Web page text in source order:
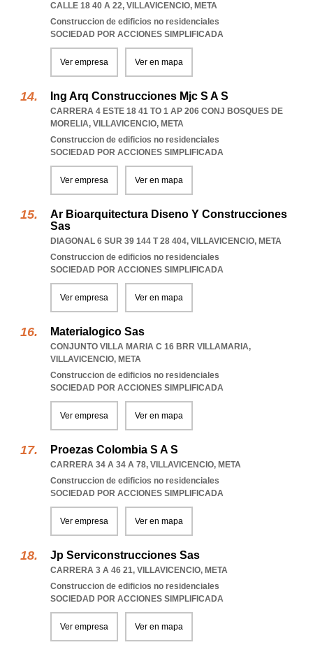
CALLE 18 40 A 22, VILLAVICENCIO, META
Construccion de edificios no residenciales
SOCIEDAD POR ACCIONES SIMPLIFICADA
Ver empresa Ver en mapa
Ing Arq Construcciones Mjc S A S
CARRERA 4 ESTE 18 41 TO 1 AP 206 CONJ BOSQUES DE
MORELIA, VILLAVICENCIO, META
Construccion de edificios no residenciales
SOCIEDAD POR ACCIONES SIMPLIFICADA
Ver empresa Ver en mapa
Ar Bioarquitectura Diseno Y Construcciones
Sas
DIAGONAL 6 SUR 39 144 T 28 404, VILLAVICENCIO, META
Construccion de edificios no residenciales
SOCIEDAD POR ACCIONES SIMPLIFICADA
Ver empresa Ver en mapa
Materialogico Sas
CONJUNTO VILLA MARIA C 16 BRR VILLAMARIA,
VILLAVICENCIO, META
Construccion de edificios no residenciales
SOCIEDAD POR ACCIONES SIMPLIFICADA
Ver empresa Ver en mapa
Proezas Colombia S A S
CARRERA 34 A 34 A 78, VILLAVICENCIO, META
Construccion de edificios no residenciales
SOCIEDAD POR ACCIONES SIMPLIFICADA
Ver empresa Ver en mapa
Jp Serviconstrucciones Sas
CARRERA 3 A 46 21, VILLAVICENCIO, META
Construccion de edificios no residenciales
SOCIEDAD POR ACCIONES SIMPLIFICADA
Ver empresa Ver en mapa